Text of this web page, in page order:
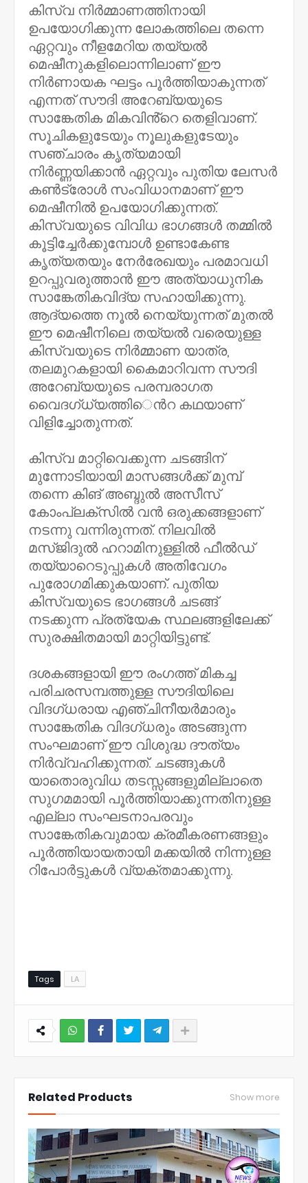
കിസ്‌വ നിർമ്മാണത്തിനായി
ഉപയോഗിക്കുന്ന ലോകത്തിലെ തന്നെ
ഏറ്റവും നീളമേറിയ തയ്യൽ
മെഷീനുകളിലൊന്നിലാണ് ഈ
നിർണായക ഘട്ടം പൂർത്തിയാകുന്നത്
എന്നത് സൗദി അറേബ്യയുടെ
സാങ്കേതിക മികവിൻ്റെ തെളിവാണ്.
സൂചികളുടേയും നൂലുകളുടേയും
സഞ്ചാരം കൃത്യമായി
നിർണ്ണയിക്കാൻ ഏറ്റവും പുതിയ ലേസർ
കൺട്രോൾ സംവിധാനമാണ് ഈ
മെഷീനിൽ ഉപയോഗിക്കുന്നത്.
കിസ്‌വയുടെ വിവിധ ഭാഗങ്ങൾ തമ്മിൽ
കൂട്ടിച്ചേർക്കുമ്പോൾ ഉണ്ടാകേണ്ട
കൃത്യതയും നേർരേഖയും പരമാവധി
ഉറപ്പുവരുത്താൻ ഈ അത്യാധുനിക
സാങ്കേതികവിദ്യ സഹായിക്കുന്നു.
ആദ്യത്തെ നൂൽ നെയ്യുന്നത് മുതൽ
ഈ മെഷീനിലെ തയ്യൽ വരെയുള്ള
കിസ്‌വയുടെ നിർമ്മാണ യാത്ര,
തലമുറകളായി കൈമാറിവന്ന സൗദി
അറേബ്യയുടെ പരമ്പരാഗത
വൈദഗ്ധ്യത്തി​​െൻറ കഥയാണ്
വിളിച്ചോതുന്നത്.
കിസ്‌വ മാറ്റിവെക്കുന്ന ചടങ്ങിന്
മുന്നോടിയായി മാസങ്ങൾക്ക് മുമ്പ്
തന്നെ കിങ് അബ്ദുൽ അസീസ്
കോംപ്ലക്സിൽ വൻ ഒരുക്കങ്ങളാണ്
നടന്നു വന്നിരുന്നത്. നിലവിൽ
മസ്ജിദുൽ ഹറാമിനുള്ളിൽ ഫീൽഡ്
തയ്യാറെടുപ്പുകൾ അതിവേഗം
പുരോഗമിക്കുകയാണ്. പുതിയ
കിസ്‌വയുടെ ഭാഗങ്ങൾ ചടങ്ങ്
നടക്കുന്ന പ്രത്യേക സ്ഥലങ്ങളിലേക്ക്
സുരക്ഷിതമായി മാറ്റിയിട്ടുണ്ട്.
ദശകങ്ങളായി ഈ രംഗത്ത് മികച്ച
പരിചരസമ്പത്തുള്ള സൗദിയിലെ
വിദഗ്ധരായ എഞ്ചിനീയർമാരും
സാങ്കേതിക വിദഗ്ധരും അടങ്ങുന്ന
സംഘമാണ് ഈ വിശുദ്ധ ദൗത്യം
നിർവ്വഹിക്കുന്നത്. ചടങ്ങുകൾ
യാതൊരുവിധ തടസ്സങ്ങളുമില്ലാതെ
സുഗമമായി പൂർത്തിയാക്കുന്നതിനുള്ള
എല്ലാ സംഘടനാപരവും
സാങ്കേതികവുമായ ക്രമീകരണങ്ങളും
പൂർത്തിയായതായി മക്കയിൽ നിന്നുള്ള
റിപോർട്ടുകൾ വ്യക്തമാക്കുന്നു.
Tags LA
Related Products Show more